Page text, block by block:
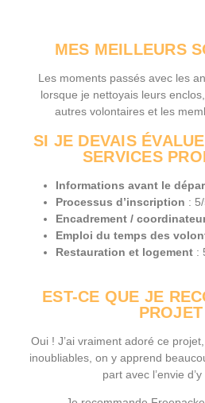
MES MEILLEURS
Les moments passés avec les
lorsque je nettoyais leurs
autres volontaires et les
SI JE DEVAIS
SERVICES
Informations avant le
Processus d’inscription :
Encadrement /
Emploi du temps des
Restauration et logement :
EST-CE QUE JE
Oui ! J’ai vraiment adoré ce
inoubliables, on y apprend
part avec l’envie